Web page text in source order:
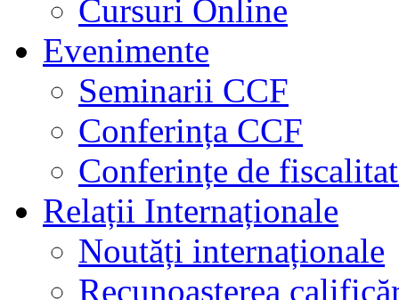
Cursuri Online
Evenimente
Seminarii CCF
Conferința CCF
Conferințe de
Relații Internaționale
Noutăți internaționale
Recunoașterea